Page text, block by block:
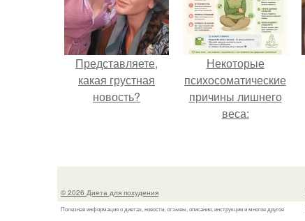
Представляете,
какая грустная
новость?
Некоторые
психосоматические
причины лишнего
веса:
© 2026 Диета для похудения
Полезная информация о диетах, новости, отзывы, описания, инструкции и многое другое